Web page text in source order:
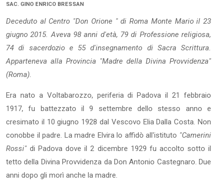
SAC. GINO ENRICO BRESSAN
Deceduto al Centro "Don Orione " di Roma Monte Mario il 23
giugno 2015. Aveva 98 anni d'età, 79 di Professione religiosa,
74 di sacerdo­zio e 55 d'insegnamento di Sacra Scrittura.
Apparteneva alla Provin­cia "Madre della Divina Provvidenza"
(Roma).
Era nato a Voltabarozzo, periferia di Padova il 21 febbraio
1917, fu bat­tezzato il 9 settembre dello stesso anno e
cresimato il 10 giugno 1928 dal Vescovo Elia Dalla Costa. Non
conobbe il padre. La madre Elvira lo affidò all'istituto "Camerini
Rossi"di Padova dove il 2 dicembre 1929 fu accolto sotto il
tetto della Divina Provvidenza da Don Antonio Castegnaro. Due
anni dopo gli morì anche la madre.